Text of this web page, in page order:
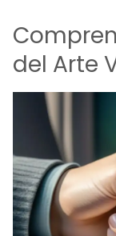
del Arte